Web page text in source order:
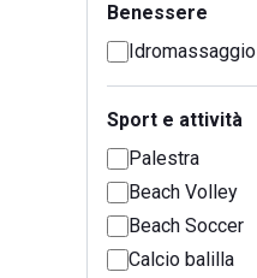
Benessere
Idromassaggio
Sport e attività
Palestra
Beach Volley
Beach Soccer
Calcio balilla